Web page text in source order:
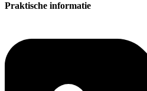
Praktische informatie